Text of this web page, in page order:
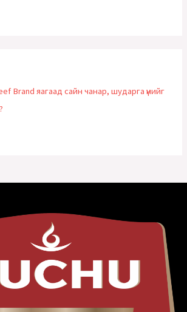
Brand яагаад сайн чанар, шударга үнийг